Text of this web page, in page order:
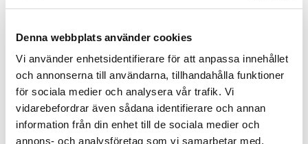
Denna webbplats använder cookies
Vi använder enhetsidentifierare för att anpassa innehållet
och annonserna till användarna, tillhandahålla funktioner
för sociala medier och analysera vår trafik. Vi
vidarebefordrar även sådana identifierare och annan
information från din enhet till de sociala medier och
annons- och analysföretag som vi samarbetar med.